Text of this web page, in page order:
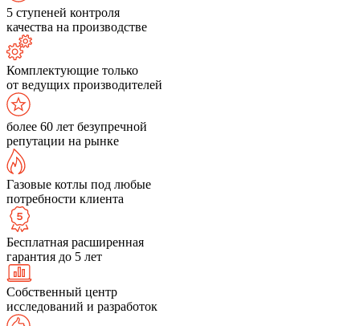
5 ступеней контроля
качества на производстве
Комплектующие только
от ведущих производителей
более 60 лет безупречной
репутации на рынке
Газовые котлы под любые
потребности клиента
Бесплатная расширенная
гарантия до 5 лет
Собственный центр
исследований и разработок